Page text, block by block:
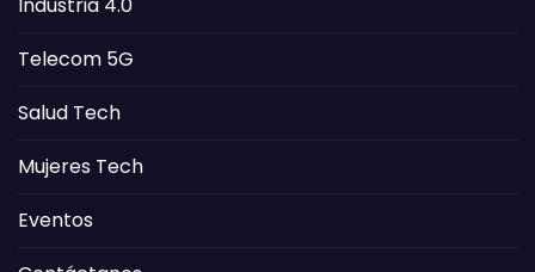
Telecom 5G
Salud Tech
Mujeres Tech
Eventos